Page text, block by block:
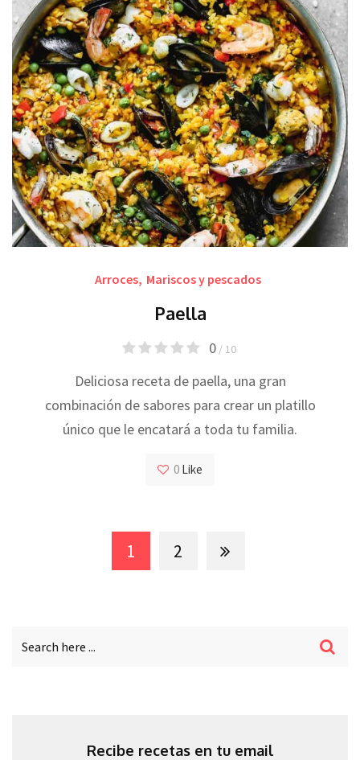
Arroces, Mariscos y pescados
Paella
0/ 10
Deliciosa receta de paella, una gran
combinación de sabores para crear un platillo
único que le encatará a toda tu familia.
0 Like
1 2
Recibe recetas en tu email